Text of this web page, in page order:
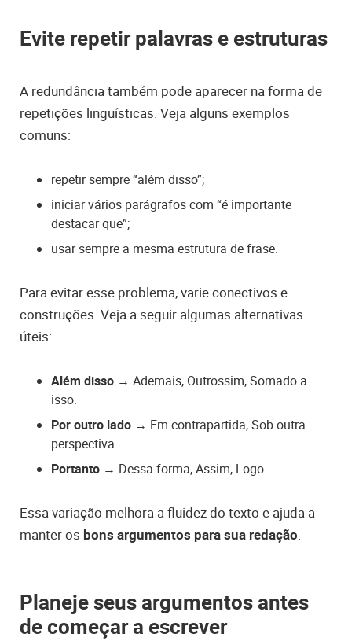
Evite repetir palavras e estruturas
A redundância também pode aparecer na forma de
repetições linguísticas. Veja alguns exemplos
comuns:
repetir sempre “além disso”;
iniciar vários parágrafos com “é importante
destacar que”;
usar sempre a mesma estrutura de frase.
Para evitar esse problema, varie conectivos e
construções. Veja a seguir algumas alternativas
úteis:
Além disso → Ademais, Outrossim, Somado a
isso.
Por outro lado → Em contrapartida, Sob outra
perspectiva.
Portanto → Dessa forma, Assim, Logo.
Essa variação melhora a fluidez do texto e ajuda a
manter os bons argumentos para sua redação.
Planeje seus argumentos antes
de começar a escrever